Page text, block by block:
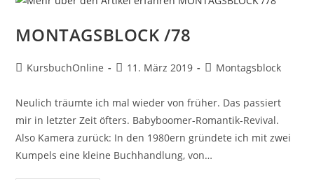
MONTAGSBLOCK /78
KursbuchOnline 11. März 2019 Montagsblock
Neulich träumte ich mal wieder von früher. Das passiert
mir in letzter Zeit öfters. Babyboomer-Romantik-Revival.
Also Kamera zurück: In den 1980ern gründete ich mit zwei
Kumpels eine kleine Buchhandlung, von…